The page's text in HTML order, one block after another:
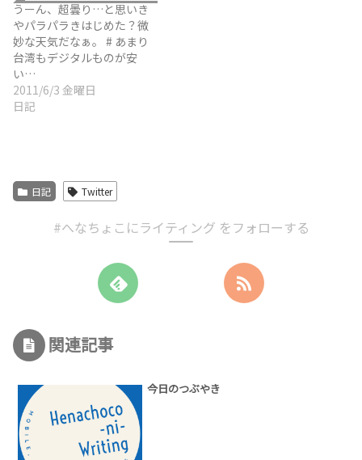
うーん、超曇り…と思いき
やパラパラきはじめた？微
妙な天気だなぁ。 # あまり
台湾もデジタルものが安
い…
2011/6/3 金曜日
日記
日記 Twitter
#へなちょこにライティング をフォローする
関連記事
今日のつぶやき